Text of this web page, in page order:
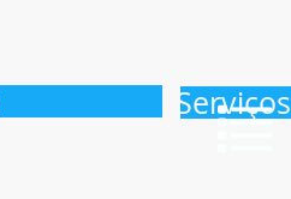
Serviços